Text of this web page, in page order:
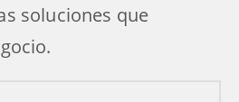
soluciones que